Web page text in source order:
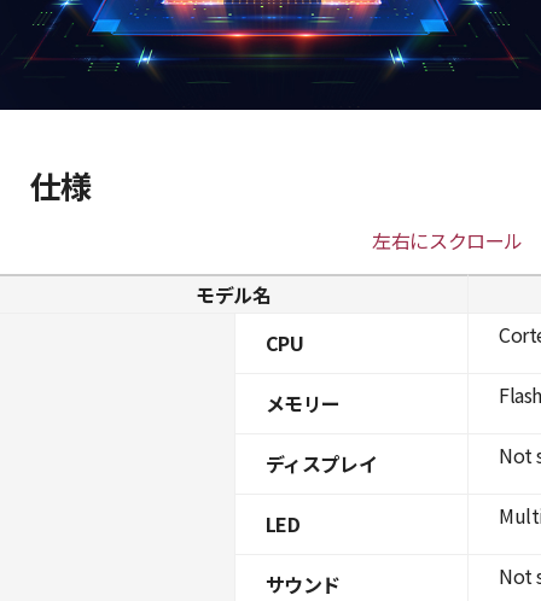
仕様
左右にスクロール
モデル名
CPU
メモリー
ディスプレイ
LED
サウンド
Not
Not